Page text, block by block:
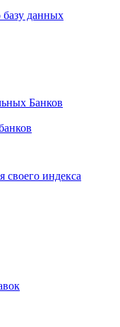
данных
Банков
индекса